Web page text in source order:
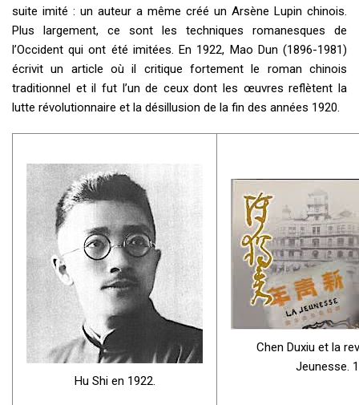
suite imité : un auteur a même créé un Arsène Lupin chinois.
Plus largement, ce sont les techniques romanesques de
l’Occident qui ont été imitées. En 1922, Mao Dun (1896-1981)
écrivit un article où il critique fortement le roman chinois
traditionnel et il fut l’un de ceux dont les œuvres reflètent la
lutte révolutionnaire et la désillusion de la fin des années 1920.
Hu Shi en 1922.
Chen Duxiu et la
Jeunesse.